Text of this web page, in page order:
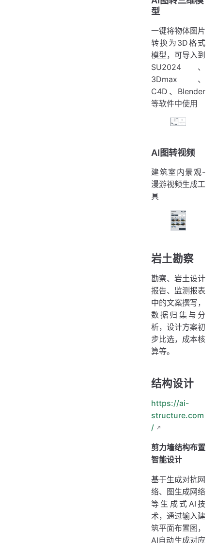
型
一键将物体图片
转换为3D格式
模型，可导入到
SU2024、
3Dmax、
C4D、Blender
等软件中使用
AI图转视频
建筑室内景观-
漫游视频生成工
具
岩土勘察
勘察、岩土设计
报告、监测报表
中的文案撰写，
数据归集与分
析，设计方案初
步比选，成本核
算等。
结构设计
https://ai-
structure.com
/
剪力墙结构布置
智能设计
基于生成对抗网
络、图生成网络
等生成式AI技
术，通过输入建
筑平面布置图，
AI自动生成对应